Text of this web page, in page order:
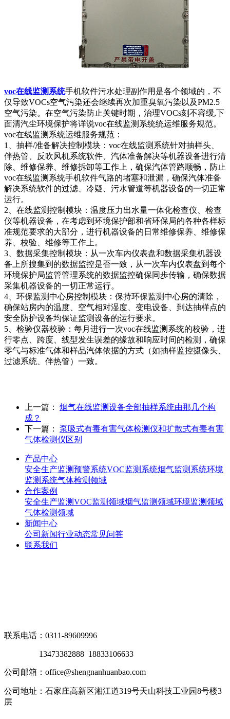
voc在线监测系统手机软件污水处理副作用是各个领域的，不
仅导致VOCs空气污染还会继续再次加重臭氧污染以及PM2.5
空气污染。在空气污染防止关键时期，治理VOCs刻不容缓,下
面清汽尘环境保护将详说voc在线监测系统统运维服务规范。
voc在线监测系统运维服务规范：
1、抽样/准备解决控制模块：voc在线监测系统针对抽样头、
伴热管、反吹风机系统软件、汽体准备解决等机器设备进行清
除、维修保养、维修拆卸等工作上，确保汽体管路顺畅，防止
voc在线监测系统手机软件气路的堵塞和泄漏，确保汽体准备
解决系统软件的过滤、冷疑、污水管道等机器设备的一切正常
运行。
2、在线监测控制模块：温度压力出水量一体化检查仪、检查
仪等机器设备，在考虑到环境保护部和省环保局的各种各样标
准规范要求的大部分，进行机器设备的日常维修保养、维修保
养、校验、维修等工作上。
3、数据采集控制模块：从一次车内仪表盘和数据采集机器设
备上所搜集到的数据监控是否一致，从一次车内仪表盘到每个
环境保护局监管管理系统的数据监控确保同歩传输，确保数据
采集机器设备的一切正常运行。
4、环保监测中心房控制模块：保持环保监测中心房的清除，
确保站房内的温度、空气相对湿度、变电设备、到达抽样点的
安全防护设备均保证监测设备的运行要求。
5、检验仪器校验：每月进行一次voc在线监测系统的校验，进
行零点、跨度、线型发生误差的缘故和响应时间的检测，确保
零气与标准气体和样品汽体依据的方式（如抽样监控摄像头、
过滤系统、伴热管）一致。
上一篇：
烟气在线监测设备全部抽样系统由那几个构
成？
下一篇：
泵吸式有毒有害气体检测仪和扩散式有毒有害
气体检测仪区别
产品中心
安全生产监测预警系统VOC监测系统烟气监测系统环境
监测系统气体检测领域
合作案例
安全生产监测VOC监测领域烟气监测领域环境监测领域
气体检测领域
新闻中心
公司新闻行业动态常见问答
联系我们
联系电话：0311-89609996
13473382888 18833106633
公司邮箱：office@shengnanhuanbao.com
公司地址：石家庄高新区湘江道319号天山科技工业园8号楼3
层